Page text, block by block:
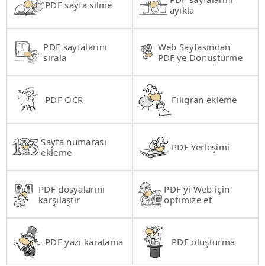
PDF sayfa silme
ayıkla
PDF sayfalarını
sırala
Web Sayfasından
PDF'ye Dönüştürme
PDF OCR Filigran ekleme
Sayfa numarası
ekleme
PDF Yerleşimi
PDF dosyalarını
karşılaştır
PDF'yi Web için
optimize et
PDF yazi karalama PDF oluşturma